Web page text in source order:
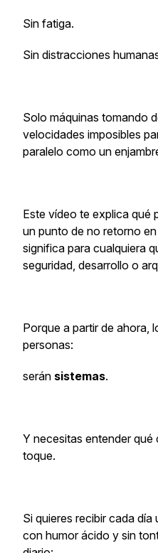
Sin fatiga.
Sin distracciones
Solo máquinas tomando
velocidades imposibles
paralelo como un
Este vídeo te explica qué
un punto de no retorno
significa para cualquiera
seguridad, desarrollo o
Porque a partir de ahora,
personas:
serán sistemas.
Y necesitas entender
toque.
Si quieres recibir cada
con humor ácido y sin